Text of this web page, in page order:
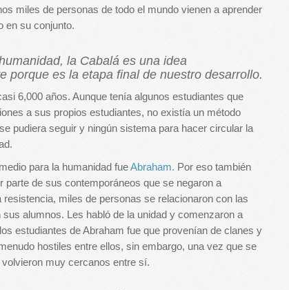
miles de personas de todo el mundo vienen a aprender
en su conjunto.
la Cabalá es una idea
porque es la etapa final de nuestro desarrollo.
6,000 años. Aunque tenía algunos estudiantes que
a sus propios estudiantes, no existía un método
pudiera seguir y ningún sistema para hacer circular la
para la humanidad fueAbraham. Por eso también
de sus contemporáneos que se negaron a
miles de personas se relacionaron con las
alumnos. Les habló de la unidad y comenzaron a
estudiantes de Abraham fue que provenían de clanes y
hostiles entre ellos, sin embargo, una vez que se
muy cercanos entre sí.